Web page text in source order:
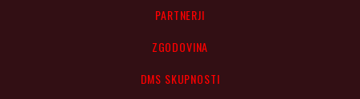
PARTNERJI
ZGODOVINA
DMS SKUPNOSTI